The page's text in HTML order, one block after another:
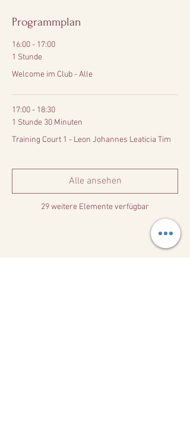
Programmplan
16:00 - 17:00
1 Stunde
Welcome im Club - Alle
17:00 - 18:30
1 Stunde 30 Minuten
Training Court 1 - Leon Johannes Leaticia Tim
29 weitere Elemente verfügbar
Alle ansehen